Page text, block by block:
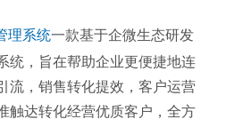
理系统一款基于企微生态研发
统，旨在帮助企业更便捷地连
流，销售转化提效，客户运营
触达转化经营优质客户，全方